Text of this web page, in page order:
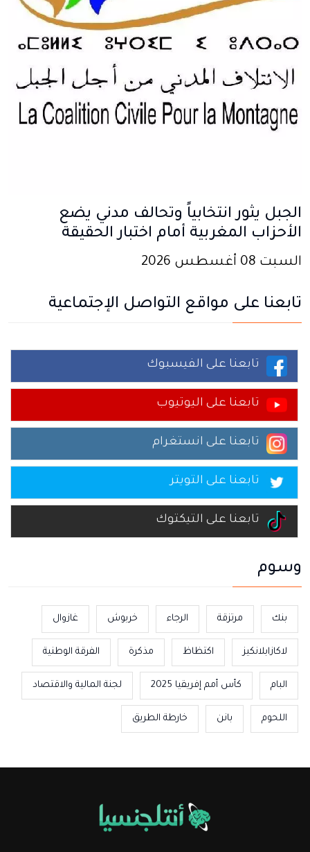
الجبل يثور انتخابياً وتحالف مدني يضع
الأحزاب المغربية أمام اختبار الحقيقة
السبت 08 أغسطس 2026
تابعنا على مواقع التواصل الإجتماعية
تابعنا على الفيسبوك
تابعنا على اليوتيوب
تابعنا على انستغرام
تابعنا على التويتر
تابعنا على التيكتوك
وسوم
بنك مرتزقة الرجاء خربوش غازوال
لاكازابلانكيز اكتظاظ مذكرة الفرقة الوطنية
البام كأس أمم إفريقيا 2025 لجنة المالية والاقتصاد
اللحوم بانن خارطة الطريق